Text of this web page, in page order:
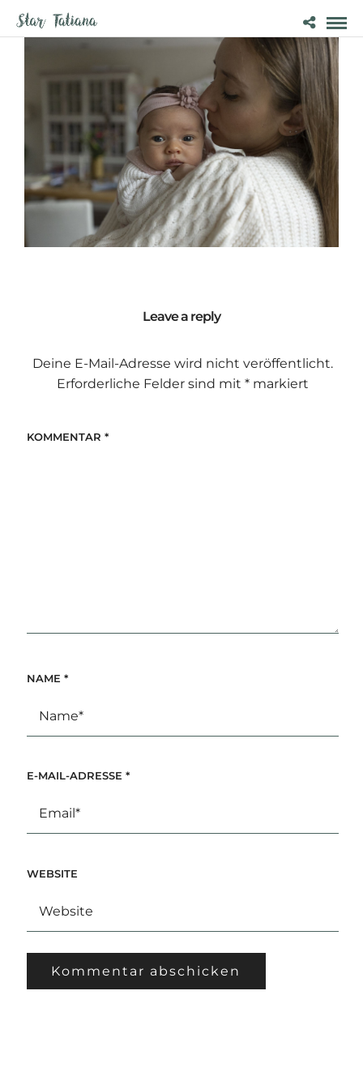
Leave a reply
Deine E-Mail-Adresse wird nicht veröffentlicht.
Erforderliche Felder sind mit *markiert
KOMMENTAR *
NAME *
E-MAIL-ADRESSE *
WEBSITE